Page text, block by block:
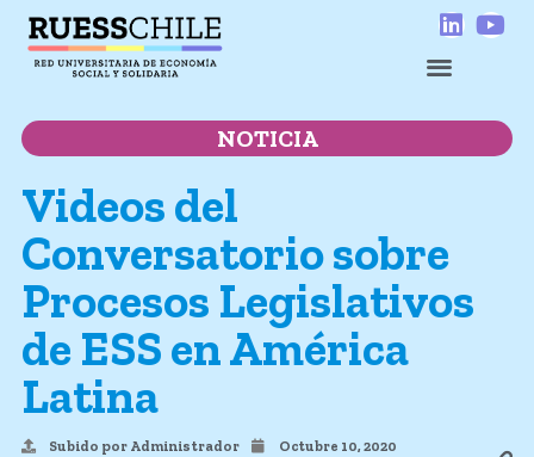
NOTICIA
Videos del
Conversatorio sobre
Procesos Legislativos
de ESS en América
Latina
Subido por Administrador
Octubre 10, 2020